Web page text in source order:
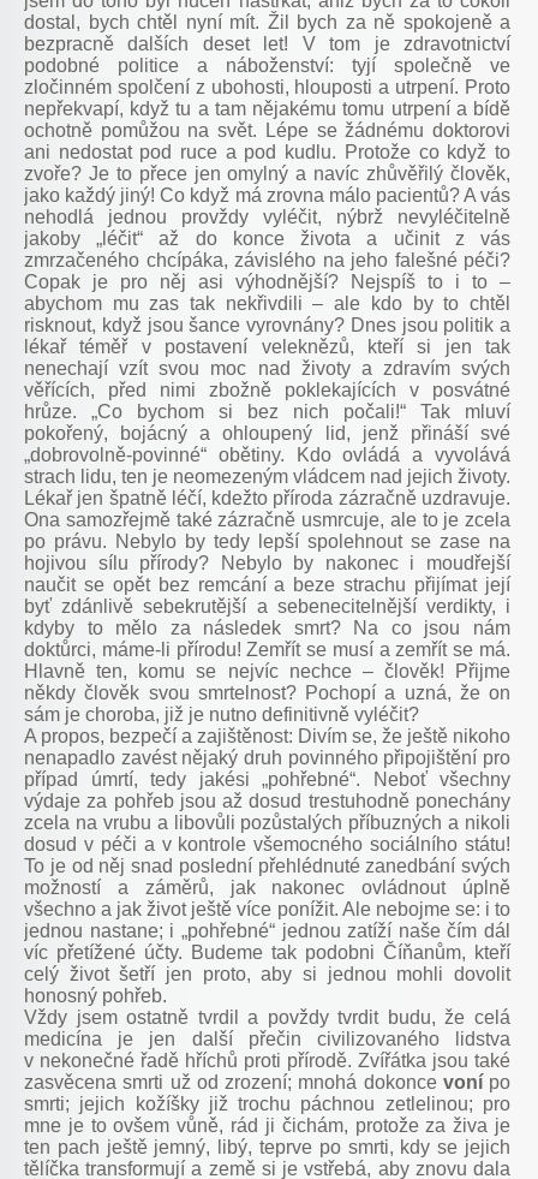
dostal, bych chtěl nyní mít. Žil bych za ně spokojeně a
bezpracně dalších deset let! V tom je zdravotnictví
podobné politice a náboženství: tyjí společně ve
zločinném spolčení z ubohosti, hlouposti a utrpení. Proto
nepřekvapí, když tu a tam nějakému tomu utrpení a bídě
ochotně pomůžou na svět. Lépe se žádnému doktorovi
ani nedostat pod ruce a pod kudlu. Protože co když to
zvoře? Je to přece jen omylný a navíc zhůvěřilý člověk,
jako každý jiný! Co když má zrovna málo pacientů? A vás
nehodlá jednou provždy vyléčit, nýbrž nevyléčitelně
jakoby „léčit“ až do konce života a učinit z vás
zmrzačeného chcípáka, závislého na jeho falešné péči?
Copak je pro něj asi výhodnější? Nejspíš to i to –
abychom mu zas tak nekřivdili – ale kdo by to chtěl
risknout, když jsou šance vyrovnány? Dnes jsou politik a
lékař téměř v postavení veleknězů, kteří si jen tak
nenechají vzít svou moc nad životy a zdravím svých
věřících, před nimi zbožně poklekajících v posvátné
hrůze. „Co bychom si bez nich počali!“ Tak mluví
pokořený, bojácný a ohloupený lid, jenž přináší své
„dobrovolně-povinné“ obětiny. Kdo ovládá a vyvolává
strach lidu, ten je neomezeným vládcem nad jejich životy.
Lékař jen špatně léčí, kdežto příroda zázračně uzdravuje.
Ona samozřejmě také zázračně usmrcuje, ale to je zcela
po právu. Nebylo by tedy lepší spolehnout se zase na
hojivou sílu přírody? Nebylo by nakonec i moudřejší
naučit se opět bez remcání a beze strachu přijímat její
byť zdánlivě sebekrutější a sebenecitelnější verdikty, i
kdyby to mělo za následek smrt? Na co jsou nám
doktůrci, máme-li přírodu! Zemřít se musí a zemřít se má.
Hlavně ten, komu se nejvíc nechce – člověk! Přijme
někdy člověk svou smrtelnost? Pochopí a uzná, že on
sám je choroba, již je nutno definitivně vyléčit?
A propos, bezpečí a zajištěnost: Divím se, že ještě nikoho
nenapadlo zavést nějaký druh povinného připojištění pro
případ úmrtí, tedy jakési „pohřebné“. Neboť všechny
výdaje za pohřeb jsou až dosud trestuhodně ponechány
zcela na vrubu a libovůli pozůstalých příbuzných a nikoli
dosud v péči a v kontrole všemocného sociálního státu!
To je od něj snad poslední přehlédnuté zanedbání svých
možností a záměrů, jak nakonec ovládnout úplně
všechno a jak život ještě více ponížit. Ale nebojme se: i to
jednou nastane; i „pohřebné“ jednou zatíží naše čím dál
víc přetížené účty. Budeme tak podobni Číňanům, kteří
celý život šetří jen proto, aby si jednou mohli dovolit
honosný pohřeb.
Vždy jsem ostatně tvrdil a povždy tvrdit budu, že celá
medicína je jen další přečin civilizovaného lidstva
v nekonečné řadě hříchů proti přírodě. Zvířátka jsou také
zasvěcena smrti už od zrození; mnohá dokonce vonípo
smrti; jejich kožíšky již trochu páchnou zetlelinou; pro
mne je to ovšem vůně, rád ji čichám, protože za živa je
ten pach ještě jemný, libý, teprve po smrti, kdy se jejich
tělíčka transformují a země si je vstřebá, aby znovu dala